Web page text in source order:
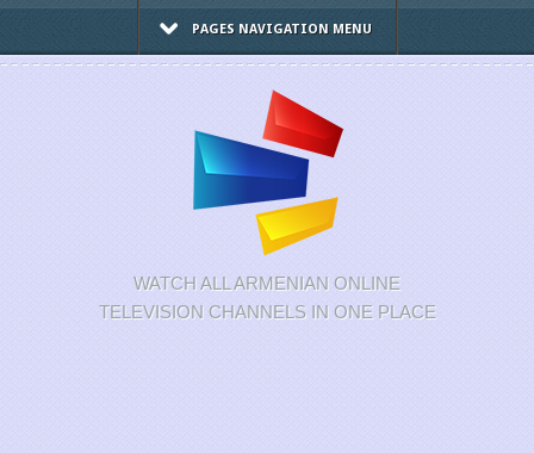
PAGES NAVIGATION MENU
WATCH ALL ARMENIAN ONLINE
TELEVISION CHANNELS IN ONE PLACE